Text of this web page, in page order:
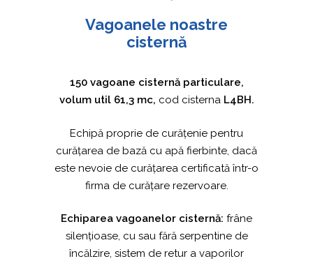
Vagoanele noastre
cisternă
150 vagoane cisternă particulare,
volum util 61,3 mc, cod cisterna L4BH.
Echipă proprie de curățenie pentru
curățarea de bază cu apă fierbinte, dacă
este nevoie de curățarea certificată într-o
firma de curățare rezervoare.
Echiparea vagoanelor cisternă: frâne
silențioase, cu sau fără serpentine de
încălzire, sistem de retur a vaporilor